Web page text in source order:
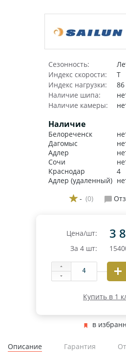
Сезонность:
Индекс скорости:
T
Индекс нагрузки:
86
Наличие шипа:
Наличие камеры:
Наличие
Белореченск
Дагомыс
Адлер
Сочи
Краснодар
4
Адлер (удаленный)
- (0)
Цена/шт: 3
За 4 шт:
Купить в 1
в
Описание Гарантия